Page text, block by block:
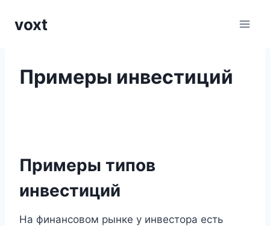
voxt
Примеры инвестиций
Примеры типов
инвестиций
На финансовом рынке у инвестора есть